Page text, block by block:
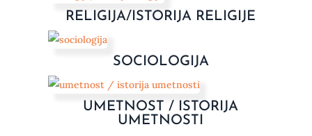
RELIGIJA/ISTORIJA RELIGIJE
SOCIOLOGIJA
UMETNOST / ISTORIJA
UMETNOSTI